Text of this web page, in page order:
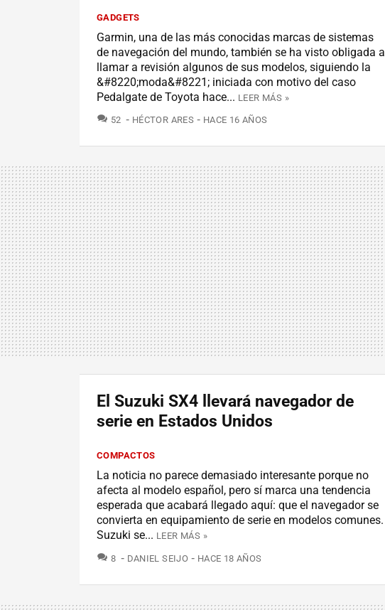
GADGETS
Garmin, una de las más conocidas marcas de sistemas
de navegación del mundo, también se ha visto obligada a
llamar a revisión algunos de sus modelos, siguiendo la
&#8220;moda&#8221; iniciada con motivo del caso
Pedalgate de Toyota hace... LEER MÁS »
52 COMENTARIOS
HÉCTOR ARES HACE 16 AÑOS
El Suzuki SX4 llevará navegador de
serie en Estados Unidos
COMPACTOS
La noticia no parece demasiado interesante porque no
afecta al modelo español, pero sí marca una tendencia
esperada que acabará llegado aquí: que el navegador se
convierta en equipamiento de serie en modelos comunes.
Suzuki se... LEER MÁS »
8 COMENTARIOS
DANIEL SEIJO HACE 18 AÑOS